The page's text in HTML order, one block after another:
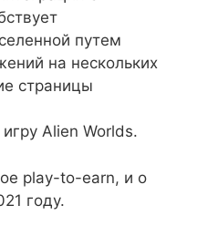
путем
на нескольких
страницы
Alien Worlds.
play-to-earn, и о
году.